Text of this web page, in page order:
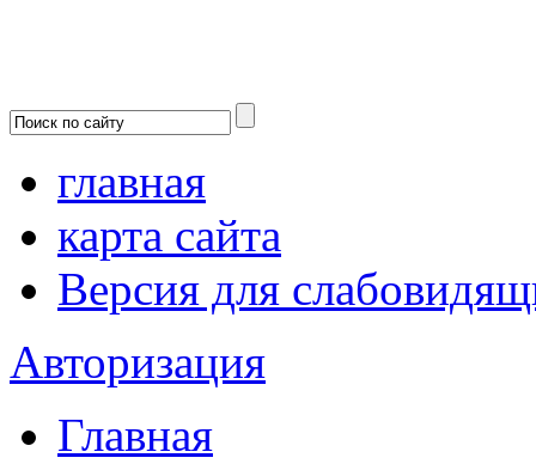
главная
карта сайта
Версия для
Авторизация
Главная